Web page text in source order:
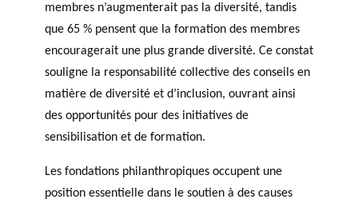
membres n’augmenterait pas la diversité, tandis
que 65 % pensent que la formation des membres
encouragerait une plus grande diversité. Ce constat
souligne la responsabilité collective des conseils en
matière de diversité et d’inclusion, ouvrant ainsi
des opportunités pour des initiatives de
sensibilisation et de formation.
Les fondations philanthropiques occupent une
position essentielle dans le soutien à des causes